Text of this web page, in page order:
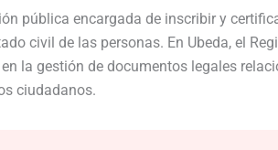
pública encargada de inscribir y
civil de las personas. En Ubeda, el
la gestión de documentos legales
ciudadanos.